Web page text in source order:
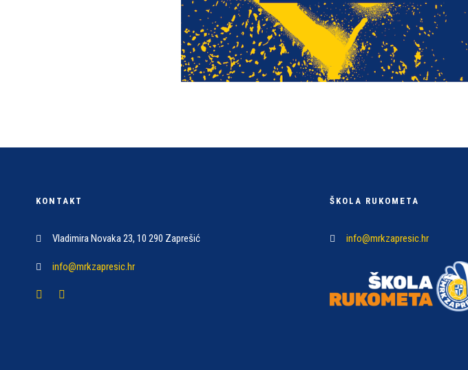
KONTAKT
Vladimira Novaka 23, 10 290 Zaprešić
info@mrkzapresic.hr
ŠKOLA RUKOMETA
info@mrkzapresic.hr